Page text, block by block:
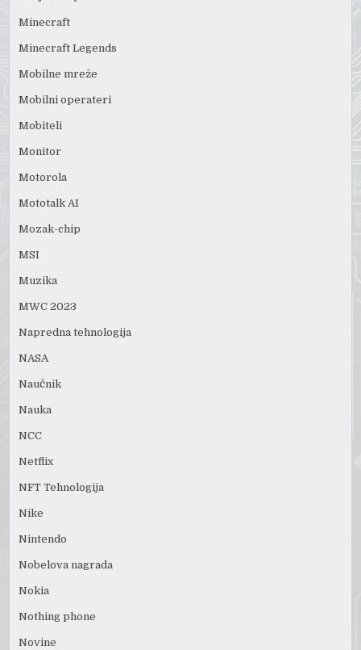
Minecraft
Minecraft Legends
Mobilne mreže
Mobilni operateri
Mobiteli
Monitor
Motorola
Mototalk AI
Mozak-chip
MSI
Muzika
MWC 2023
Napredna tehnologija
NASA
Naučnik
Nauka
NCC
Netflix
NFT Tehnologija
Nike
Nintendo
Nobelova nagrada
Nokia
Nothing phone
Novine